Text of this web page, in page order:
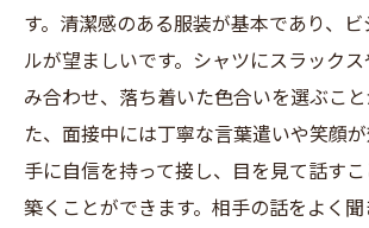
す。清潔感のある服装が基本であり、
ルが望ましいです。シャツにスラック
み合わせ、落ち着いた色合いを選ぶこ
た、面接中には丁寧な言葉遣いや笑顔
手に自信を持って接し、目を見て話す
築くことができます。相手の話をよく